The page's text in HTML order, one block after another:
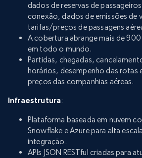
dados de reservas de
conexão, dados de emissões de
tarifas/preços de passagens
A cobertura abrange mais de
em todo o mundo.
Partidas, chegadas,
horários, desempenho das rotas
preços das companhias aéreas.
Infraestrutura:
Plataforma baseada em nuvem
Snowflake e Azure para alta
integração.
APIs JSON RESTful criadas para